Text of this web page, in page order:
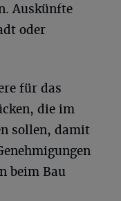
Auskünfte
oder
für das
die im
sollen, damit
beim Bau